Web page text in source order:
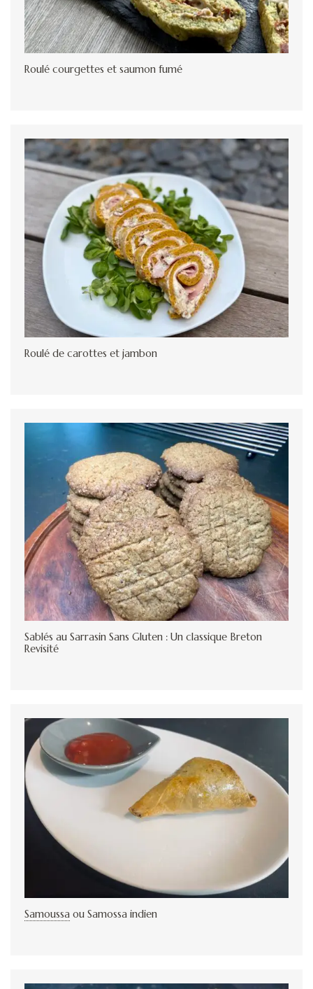
Roulé courgettes et saumon fumé
Roulé de carottes et jambon
Sablés au Sarrasin Sans Gluten : Un classique Breton
Revisité
Samoussa ou Samossa indien